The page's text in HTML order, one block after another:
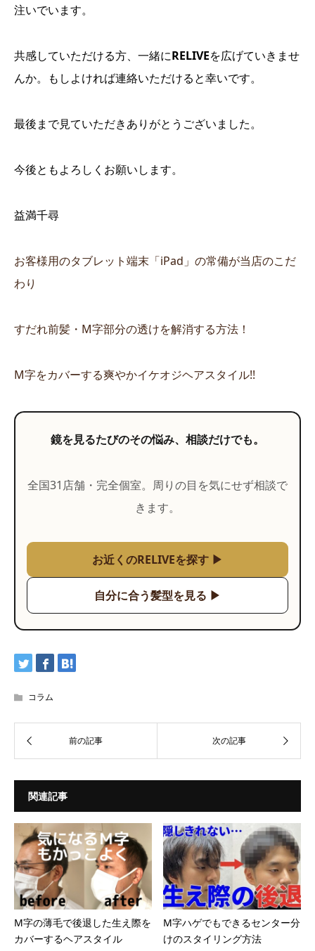
注いでいます。
共感していただける方、一緒にRELIVEを広げていきませ
んか。もしよければ連絡いただけると幸いです。
最後まで見ていただきありがとうございました。
今後ともよろしくお願いします。
益満千尋
お客様用のタブレット端末「iPad」の常備が当店のこだ
わり
すだれ前髪・M字部分の透けを解消する方法！
M字をカバーする爽やかイケオジヘアスタイル!!
鏡を見るたびのその悩み、相談だけでも。
全国31店舗・完全個室。周りの目を気にせず相談で
きます。
お近くのRELIVEを探す ▶
自分に合う髪型を見る ▶
コラム
関連記事
M字の薄毛で後退した生え際を
カバーするヘアスタイル
M字ハゲでもできるセンター分
けのスタイリング方法